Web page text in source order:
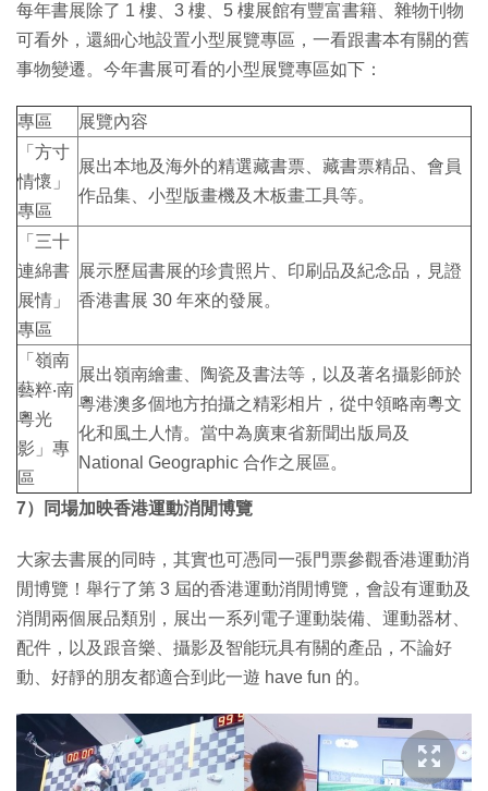
每年書展除了 1 樓、3 樓、5 樓展館有豐富書籍、雜物刊物
可看外，還細心地設置小型展覽專區，一看跟書本有關的舊
事物變遷。今年書展可看的小型展覽專區如下：
專區
展覽內容
「方寸
情懷」
專區
展出本地及海外的精選藏書票、藏書票精品、會員
作品集、小型版畫機及木板畫工具等。
「三十
連綿書
展情」
專區
展示歷屆書展的珍貴照片、印刷品及紀念品，見證
香港書展 30 年來的發展。
「嶺南
藝粹‧南
粵光
影」專
區
展出嶺南繪畫、陶瓷及書法等，以及著名攝影師於
粵港澳多個地方拍攝之精彩相片，從中領略南粵文
化和風土人情。當中為廣東省新聞出版局及
National Geographic 合作之展區。
7）同場加映香港運動消閒博覽
大家去書展的同時，其實也可憑同一張門票參觀香港運動消
閒博覽！舉行了第 3 屆的香港運動消閒博覽，會設有運動及
消閒兩個展品類別，展出一系列電子運動裝備、運動器材、
配件，以及跟音樂、攝影及智能玩具有關的產品，不論好
動、好靜的朋友都適合到此一遊 have fun 的。